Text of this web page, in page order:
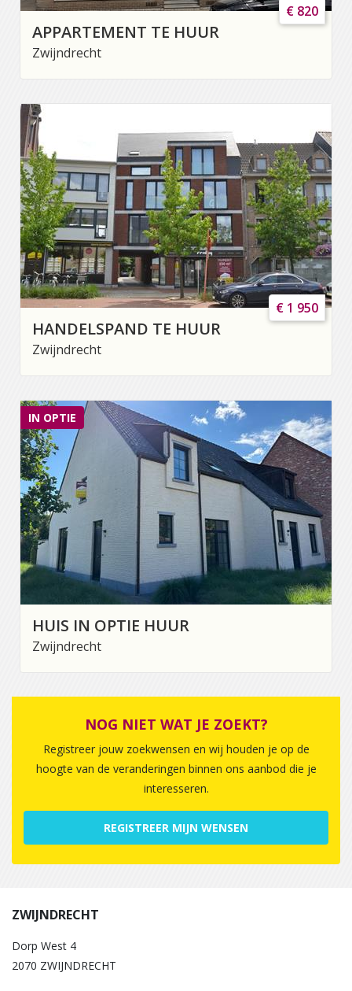
APPARTEMENT TE HUUR
Zwijndrecht
€ 820
HANDELSPAND TE HUUR
Zwijndrecht
€ 1 950
IN OPTIE
HUIS IN OPTIE HUUR
Zwijndrecht
NOG NIET WAT JE ZOEKT?
Registreer jouw zoekwensen en wij houden je op de
hoogte van de veranderingen binnen ons aanbod die je
interesseren.
REGISTREER MIJN WENSEN
ZWIJNDRECHT
Dorp West 4
2070 ZWIJNDRECHT